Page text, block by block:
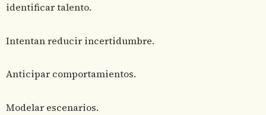
identificar talento.
Intentan reducir incertidumbre.
Anticipar comportamientos.
Modelar escenarios.